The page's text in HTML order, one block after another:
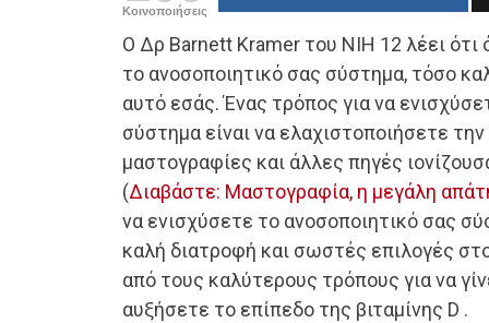
Κοινοποιήσεις
Ο Δρ Barnett Kramer του ΝΙΗ 12 λέει ότι
το ανοσοποιητικό σας σύστημα, τόσο
αυτό εσάς. Ένας τρόπος για να
σύστημα είναι να ελαχιστοποιήσετε
μαστογραφίες και άλλες πηγές
(Διαβάστε: Μαστογραφία, η μεγάλη
να ενισχύσετε το ανοσοποιητικό σας
καλή διατροφή και σωστές επιλογές
από τους καλύτερους τρόπους για να
αυξήσετε το επίπεδο της βιταμίνης D .